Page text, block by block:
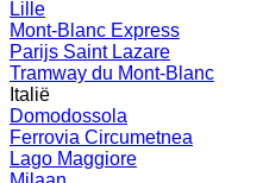
Lille
Mont-Blanc Express
Parijs Saint Lazare
Tramway du Mont-Blanc
Italië
Domodossola
Ferrovia Circumetnea
Lago Maggiore